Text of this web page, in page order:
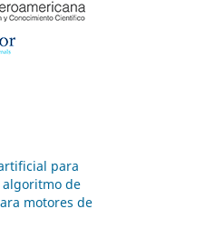
para
de
motores de